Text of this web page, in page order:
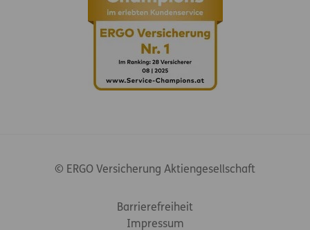
© ERGO Versicherung Aktiengesellschaft
Barrierefreiheit
Impressum